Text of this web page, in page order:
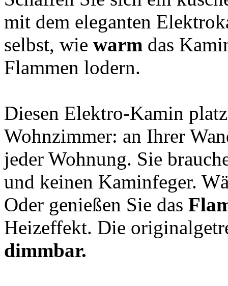
mit dem eleganten
selbst, wie warm das
Flammen lodern.
Diesen Elektro-Kamin
Wohnzimmer: an Ihrer
jeder Wohnung. Sie
und keinen Kaminfeger.
Oder genießen Sie das
Heizeffekt. Die
dimmbar.